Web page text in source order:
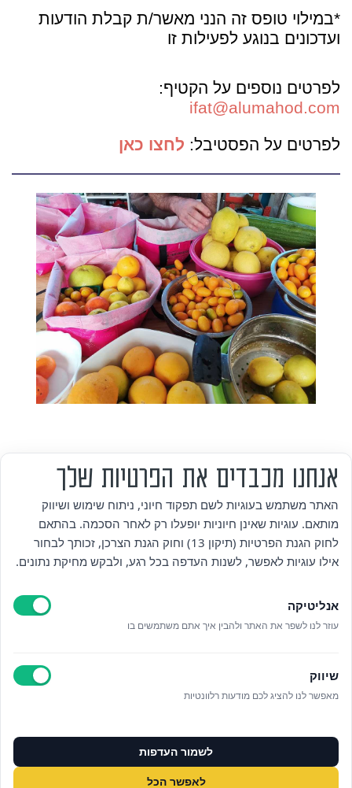
*במילוי טופס זה הנני מאשר/ת קבלת הודעות
ועדכונים בנוגע לפעילות זו
לפרטים נוספים על הקטיף:
ifat@alumahod.com
לפרטים על הפסטיבל: לחצו כאן
לפרטים נוספים בטלפון/הודעה
073‭-‬3808880
אזור אישי
מדיניות פרטיות
הצהרת נגישות
ניהול עוגיות
אנחנו מכבדים את הפרטיות שלך
האתר משתמש בעוגיות לשם תפקוד חיוני, ניתוח שימוש ושיווק
מותאם. עוגיות שאינן חיוניות יופעלו רק לאחר הסכמה. בהתאם
לחוק הגנת הפרטיות (תיקון 13) וחוק הגנת הצרכן, זכותך לבחור
אילו עוגיות לאפשר, לשנות העדפה בכל רגע, ולבקש מחיקת נתונים.
אנליטיקה
עוזר לנו לשפר את האתר ולהבין איך אתם משתמשים בו
שיווק
מאפשר לנו להציג לכם מודעות רלוונטיות
לשמור העדפות
לאפשר הכל